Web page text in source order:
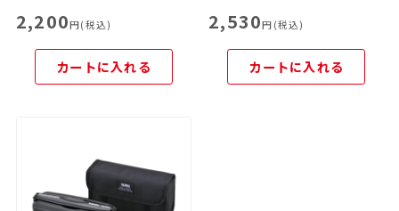
2,200円(税込)
カートに入れる
2,530円(税込)
カートに入れる